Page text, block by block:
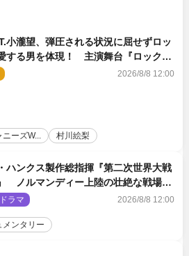
小瀧望、弾圧される状況に屈せずロッ
する男を体現！ 主演舞台『ロックン
』ビジュアル解禁
2026/8/8 12:00
ーズW... 村川絵梨
ハンクス製作総指揮『第二次世界大戦
ノルマンディー上陸の壮絶な戦場を
特別映像解禁
ラマ 2026/8/8 12:00
メンタリー